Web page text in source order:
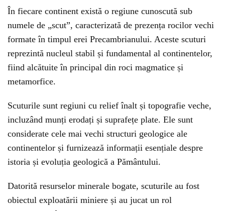
În fiecare continent există o regiune cunoscută sub
numele de „scut”, caracterizată de prezența rocilor vechi
formate în timpul erei Precambrianului. Aceste scuturi
reprezintă nucleul stabil și fundamental al continentelor,
fiind alcătuite în principal din roci magmatice și
metamorfice.
Scuturile sunt regiuni cu relief înalt și topografie veche,
incluzând munți erodați și suprafețe plate. Ele sunt
considerate cele mai vechi structuri geologice ale
continentelor și furnizează informații esențiale despre
istoria și evoluția geologică a Pământului.
Datorită resurselor minerale bogate, scuturile au fost
obiectul exploatării miniere și au jucat un rol